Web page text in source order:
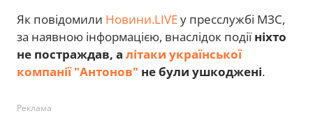
Як повідомили Новини.LIVEу пресслужбі МЗС,
за наявною інформацією, внаслідок подіїніхто
не постраждав, а літаки української
компанії "Антонов" не були ушкоджені.
Реклама